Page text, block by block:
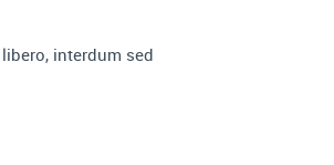
interdum sed